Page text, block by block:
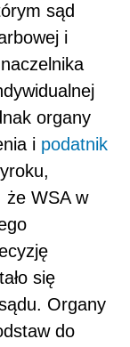
sąd
i
organy
i podatnik
że WSA w
się
Organy
do